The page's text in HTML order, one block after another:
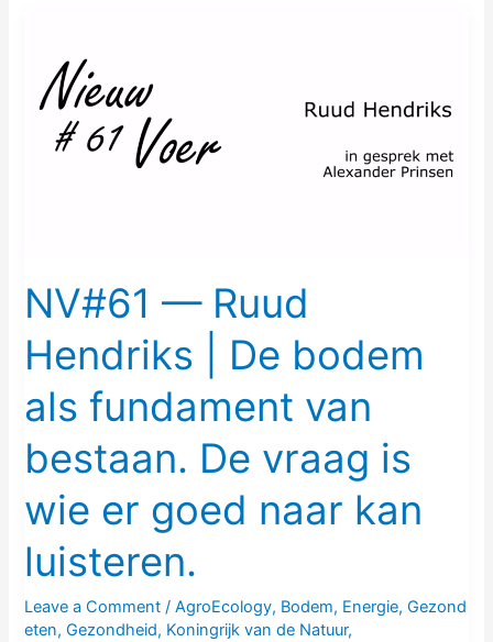
NV#61 — Ruud
Hendriks | De bodem
als fundament van
bestaan. De vraag is
wie er goed naar kan
luisteren.
Leave a Comment /AgroEcology, Bodem, Energie,Gezond
eten,Gezondheid, Koningrijk van de Natuur,
Ruud
Hendriks
van
bestaan.
De
vraag
is
er
goed
naar
kan
luisteren.